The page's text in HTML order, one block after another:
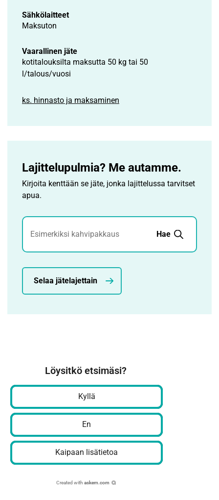
Sähkölaitteet
Maksuton
Vaarallinen jäte
kotitalouksilta maksutta 50 kg tai 50
l/talous/vuosi
ks. hinnasto ja maksaminen
Lajittelupulmia? Me autamme.
Kirjoita kenttään se jäte, jonka lajittelussa tarvitset
apua.
Jätehaku
Hae
Selaa jätelajettain
Löysitkö etsimäsi?
Kyllä
En
Kaipaan lisätietoa
Created with askem.com